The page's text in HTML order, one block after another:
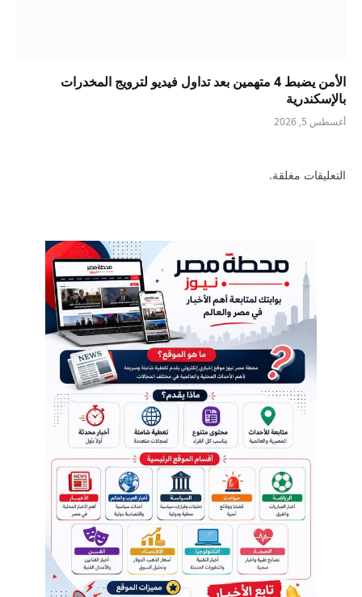
الأمن يضبط 4 متهمين بعد تداول فيديو لترويج المخدرات
بالإسكندرية
أغسطس 5, 2026
التعليقات مغلقة.